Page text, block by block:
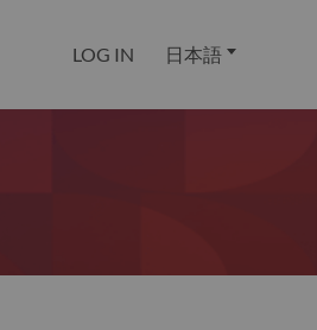
LOG IN 日本語